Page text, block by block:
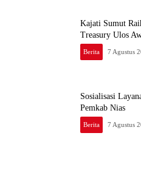
Kajati Sumut
Treasury Ulos
Berita 7 Agustus
Sosialisasi
Pemkab Nias
Berita 7 Agustus